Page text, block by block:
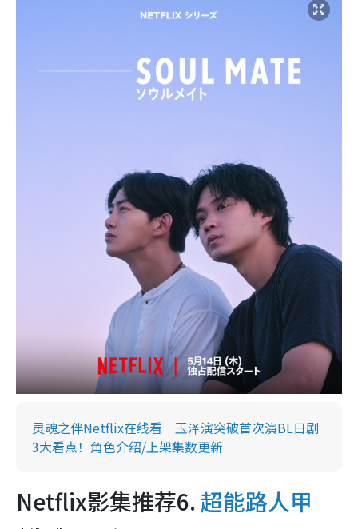
灵魂之伴Netflix在线看｜玉泽演突破首次演BL日剧
3大看点！角色介绍/上架集数更新
Netflix影集推荐6. 超能路人甲